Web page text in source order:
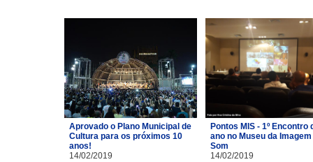
Aprovado o Plano Municipal de
Cultura para os próximos 10
anos!
14/02/2019
Pontos MIS - 1º Encontro
ano no Museu da Imagem
Som
14/02/2019